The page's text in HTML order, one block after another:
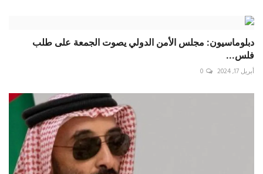
دبلوماسيون: ‎مجلس الأمن الدولي يصوت الجمعة على طلب
أبريل 17, 2024 0